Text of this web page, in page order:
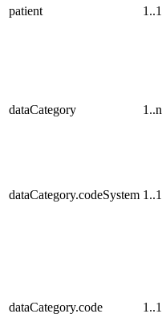
patient 1..1
dataCategory 1..n
dataCategory.codeSystem 1..1
dataCategory.code 1..1